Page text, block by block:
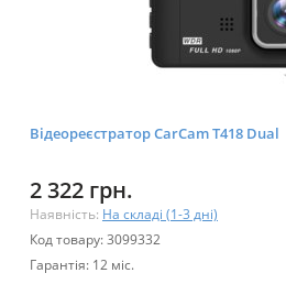
Відеореєстратор CarCam T418 Dual
2 322 грн.
Наявність: На складі (1-3 дні)
Код товару: 3099332
Гарантія: 12 міс.